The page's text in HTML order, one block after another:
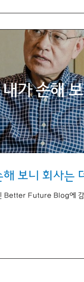
보니 회사는
Future Blog에 감